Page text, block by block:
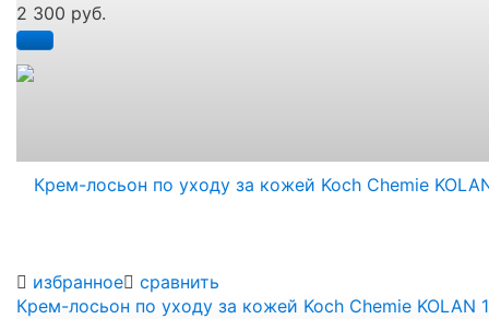
избранное сравнить
2 300 руб.
Крем-лосьон по уходу за кожей Koch Chemie KOLAN